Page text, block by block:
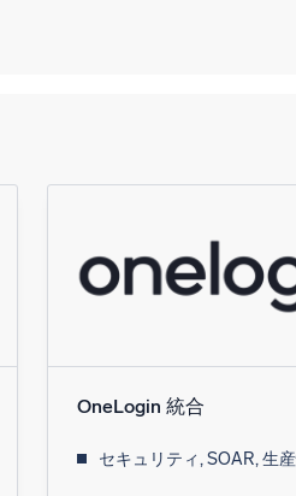
OneLogin 統合
セキュリティ, SOAR, 生